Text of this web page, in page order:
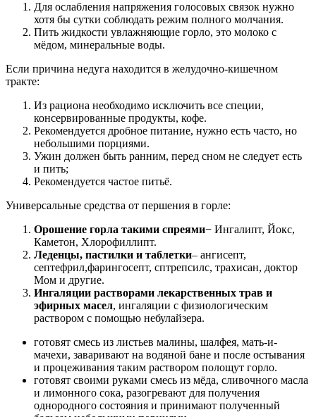
Для ослабления напряжения голосовых связок нужно
хотя бы сутки соблюдать режим полного молчания.
Пить жидкости увлажняющие горло, это молоко с
мёдом, минеральные воды.
Если причина недуга находится в желудочно-кишечном
тракте:
Из рациона необходимо исключить все специи,
консервированные продукты, кофе.
Рекомендуется дробное питание, нужно есть часто, но
небольшими порциями.
Ужин должен быть ранним, перед сном не следует есть
и пить;
Рекомендуется частое питьё.
Универсальные средства от першения в горле:
Орошение горла такими спреями− Ингалипт, Йокс,
Каметон, Хлорофиллипт.
Леденцы, пастилки и таблетки– ангисепт,
септефрил,фарингосепт, сптрепсилс, трахисан, доктор
Мом и другие.
Ингаляции растворами лекарственных трав и
эфирных масел, ингаляции с физиологическим
раствором с помощью небулайзера.
готовят смесь из листьев малины, шалфея, мать-и-
мачехи, заваривают на водяной бане и после остывания
и процеживания таким раствором полощут горло.
готовят своими руками смесь из мёда, сливочного масла
и лимонного сока, разогревают для получения
однородного состояния и принимают полученный